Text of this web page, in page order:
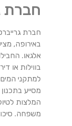
חברת
חברת
באירופה,
אלגאו.
בווילות או
למתקני
מסייע
המלצות
משפחה.